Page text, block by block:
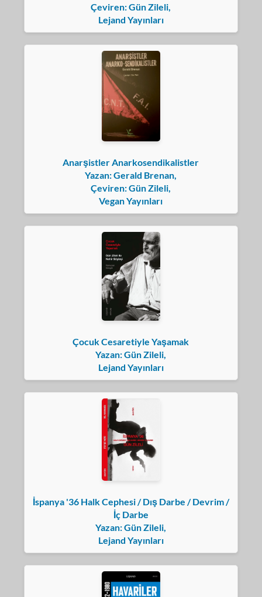
Çeviren: Gün Zileli,
Lejand Yayınları
Anarşistler Anarkosendikalistler
Yazan: Gerald Brenan,
Çeviren: Gün Zileli,
Vegan Yayınları
Çocuk Cesaretiyle Yaşamak
Yazan: Gün Zileli,
Lejand Yayınları
İspanya '36 Halk Cephesi / Dış Darbe / Devrim /
İç Darbe
Yazan: Gün Zileli,
Lejand Yayınları